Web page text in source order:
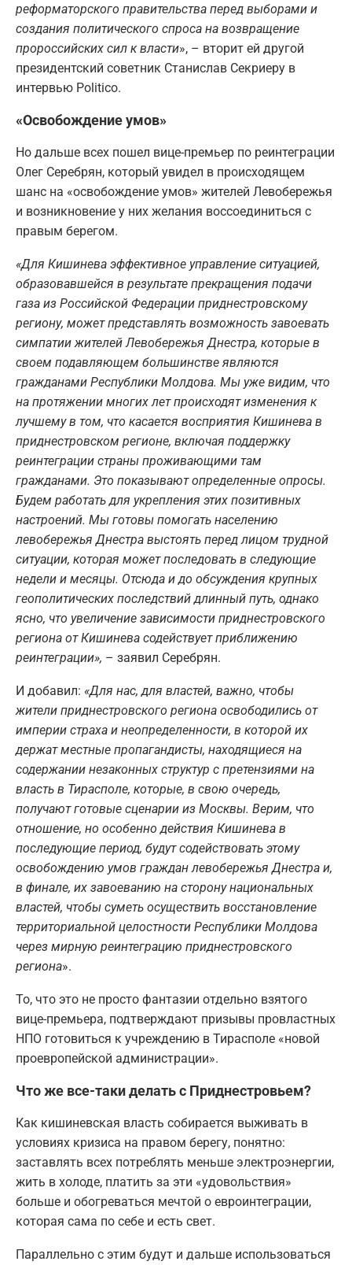
реформаторского правительства перед выборами и
создания политического спроса на возвращение
пророссийских сил к власти», – вторит ей другой
президентский советник Станислав Секриеру в
интервью Politico.
«Освобождение умов»
Но дальше всех пошел вице-премьер по реинтеграции
Олег Серебрян, который увидел в происходящем
шанс на «освобождение умов» жителей Левобережья
и возникновение у них желания воссоединиться с
правым берегом.
«Для Кишинева эффективное управление ситуацией,
образовавшейся в результате прекращения подачи
газа из Российской Федерации приднестровскому
региону, может представлять возможность завоевать
симпатии жителей Левобережья Днестра, которые в
своем подавляющем большинстве являются
гражданами Республики Молдова. Мы уже видим, что
на протяжении многих лет происходят изменения к
лучшему в том, что касается восприятия Кишинева в
приднестровском регионе, включая поддержку
реинтеграции страны проживающими там
гражданами. Это показывают определенные опросы.
Будем работать для укрепления этих позитивных
настроений. Мы готовы помогать населению
левобережья Днестра выстоять перед лицом трудной
ситуации, которая может последовать в следующие
недели и месяцы. Отсюда и до обсуждения крупных
геополитических последствий длинный путь, однако
ясно, что увеличение зависимости приднестровского
региона от Кишинева содействует приближению
реинтеграции», – заявил Серебрян.
И добавил: «Для нас, для властей, важно, чтобы
жители приднестровского региона освободились от
империи страха и неопределенности, в которой их
держат местные пропагандисты, находящиеся на
содержании незаконных структур с претензиями на
власть в Тирасполе, которые, в свою очередь,
получают готовые сценарии из Москвы. Верим, что
отношение, но особенно действия Кишинева в
последующие период, будут содействовать этому
освобождению умов граждан левобережья Днестра и,
в финале, их завоеванию на сторону национальных
властей, чтобы суметь осуществить восстановление
территориальной целостности Республики Молдова
через мирную реинтеграцию приднестровского
региона».
То, что это не просто фантазии отдельно взятого
вице-премьера, подтверждают призывы провластных
НПО готовиться к учреждению в Тирасполе «новой
проевропейской администрации».
Что же все-таки делать с Приднестровьем?
Как кишиневская власть собирается выживать в
условиях кризиса на правом берегу, понятно:
заставлять всех потреблять меньше электроэнергии,
жить в холоде, платить за эти «удовольствия»
больше и обогреваться мечтой о евроинтеграции,
которая сама по себе и есть свет.
Параллельно с этим будут и дальше использоваться